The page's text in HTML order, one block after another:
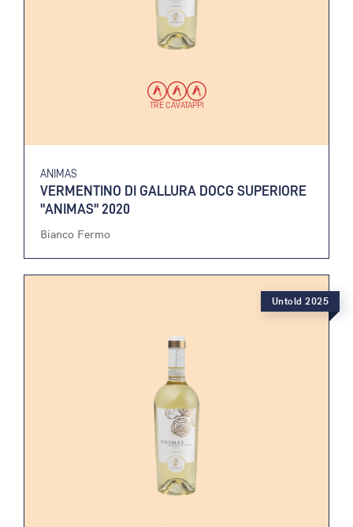
TRE CAVATAPPI
ANIMAS
VERMENTINO DI GALLURA DOCG SUPERIORE
"ANIMAS" 2020
Bianco Fermo
Untold 2025